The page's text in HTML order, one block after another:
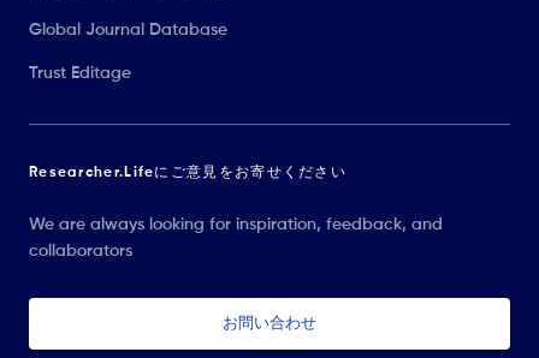
Global Journal Database
Trust Editage
Researcher.Lifeにご意見をお寄せください
We are always looking for inspiration, feedback, and
collaborators
お問い合わせ